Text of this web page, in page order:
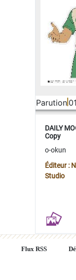
Parution
DAILY
Copy
o-okun
Éditeur :
Studio
Flux RSS